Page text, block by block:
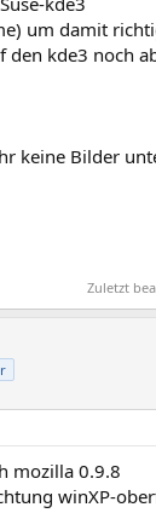
um damit
den kde3 noch
keine Bilder
Zuletzt
mozilla 0.9.8
winXP-